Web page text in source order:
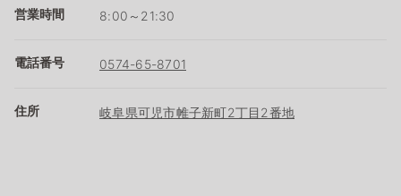
営業時間 8:00～21:30
電話番号 0574-65-8701
住所 岐阜県可児市帷子新町2丁目2番地